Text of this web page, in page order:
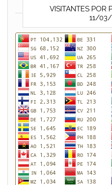
VISITANTES POR
11/